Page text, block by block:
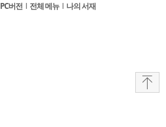
PC버전 l 전체 메뉴 l 나의 서재